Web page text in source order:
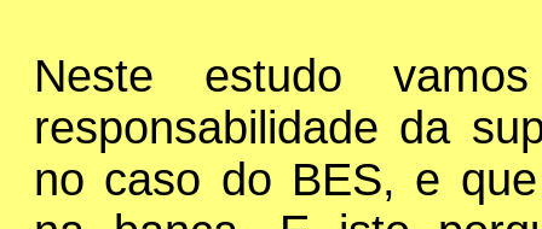
Neste estudo
responsabilidade da
no caso do BES, e